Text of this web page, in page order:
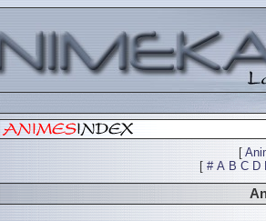
[
[ # A B C D